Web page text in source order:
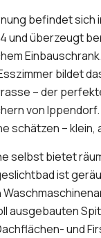
befindet
und überzeugt
bildet
– der
von
schätzen –
selbst bietet
ist
ausgebauten
und